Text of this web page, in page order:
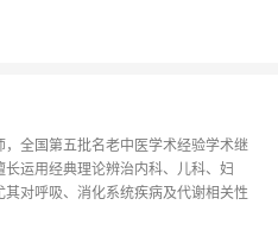
全国第五批名老中医学术经验学术继
运用经典理论辨治内科、儿科、妇
对呼吸、消化系统疾病及代谢相关性